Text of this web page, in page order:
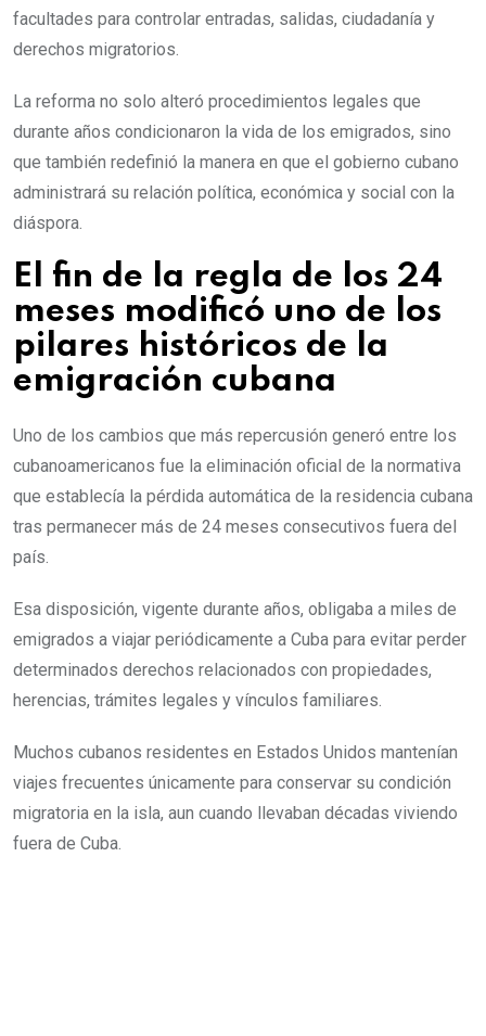
facultades para controlar entradas, salidas, ciudadanía y
derechos migratorios.
La reforma no solo alteró procedimientos legales que
durante años condicionaron la vida de los emigrados, sino
que también redefinió la manera en que el gobierno cubano
administrará su relación política, económica y social con la
diáspora.
El fin de la regla de los 24
meses modificó uno de los
pilares históricos de la
emigración cubana
Uno de los cambios que más repercusión generó entre los
cubanoamericanos fue la eliminación oficial de la normativa
que establecía la pérdida automática de la residencia cubana
tras permanecer más de 24 meses consecutivos fuera del
país.
Esa disposición, vigente durante años, obligaba a miles de
emigrados a viajar periódicamente a Cuba para evitar perder
determinados derechos relacionados con propiedades,
herencias, trámites legales y vínculos familiares.
Muchos cubanos residentes en Estados Unidos mantenían
viajes frecuentes únicamente para conservar su condición
migratoria en la isla, aun cuando llevaban décadas viviendo
fuera de Cuba.